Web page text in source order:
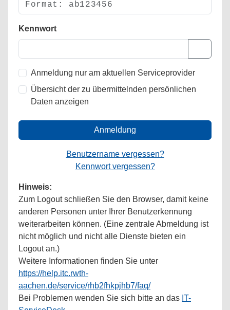
Kennwort
Anmeldung nur am aktuellen Serviceprovider
Übersicht der zu übermittelnden persönlichen
Daten anzeigen
Anmeldung
Benutzername vergessen?
Kennwort vergessen?
Hinweis:
Zum Logout schließen Sie den Browser, damit keine
anderen Personen unter Ihrer Benutzerkennung
weiterarbeiten können. (Eine zentrale Abmeldung ist
nicht möglich und nicht alle Dienste bieten ein
Logout an.)
Weitere Informationen finden Sie unter
https://help.itc.rwth-
aachen.de/service/rhb2fhkpjhb7/faq/
Bei Problemen wenden Sie sich bitte an das IT-